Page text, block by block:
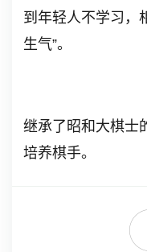
到年轻人不学习，
生气”。
继承了昭和大棋士
培养棋手。